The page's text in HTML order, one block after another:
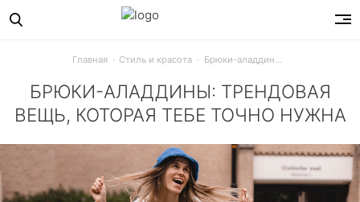
Главная Стиль и красота
БРЮКИ-АЛАДДИНЫ: ТРЕНДОВАЯ
ВЕЩЬ, КОТОРАЯ ТЕБЕ ТОЧНО НУЖНА
Камбэк нулевых, который ты полюбишь: брюки-аладдины